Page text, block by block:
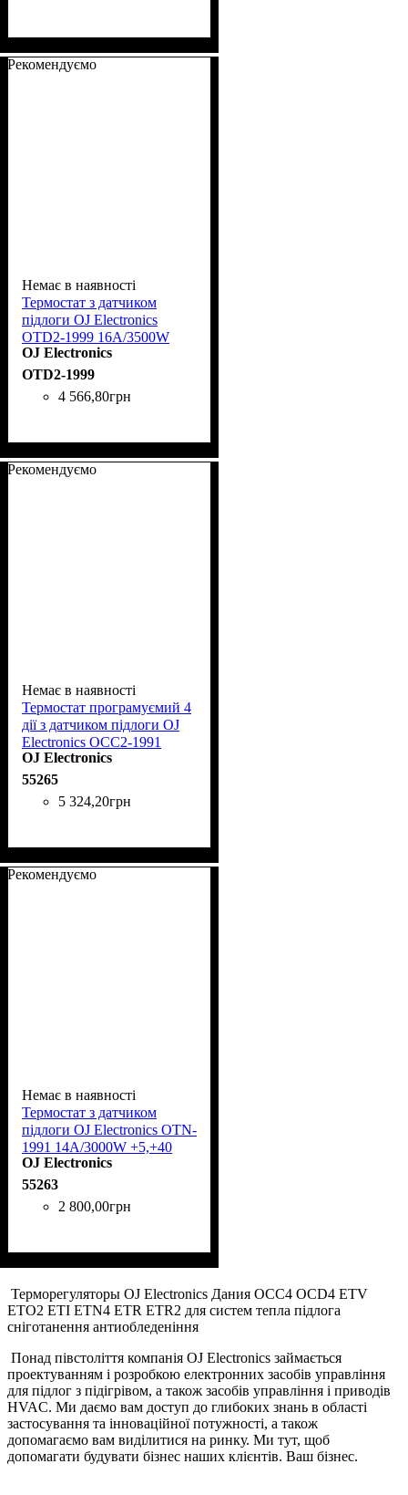
Рекомендуємо
Немає в наявності
Термостат з датчиком
підлоги OJ Electronics
OTD2-1999 16А/3500W
+5,+40
OJ Electronics
OTD2-1999
4 566,80грн
Рекомендуємо
Немає в наявності
Термостат програмуємий 4
дії з датчиком підлоги OJ
Electronics OCC2-1991
16А/3500W +5,+40
OJ Electronics
55265
5 324,20грн
Рекомендуємо
Немає в наявності
Термостат з датчиком
підлоги OJ Electronics OTN-
1991 14А/3000W +5,+40
OJ Electronics
55263
2 800,00грн
Терморегуляторы OJ Electronics Дания OCC4 OCD4 ETV
ETO2 ETI ETN4 ETR ETR2 для систем тепла підлога
сніготанення антиобледеніння
Понад півстоліття компанія OJ Electronics займається
проектуванням і розробкою електронних засобів управління
для підлог з підігрівом, а також засобів управління і приводів
HVAC. Ми даємо вам доступ до глибоких знань в області
застосування та інноваційної потужності, а також
допомагаємо вам виділитися на ринку. Ми тут, щоб
допомагати будувати бізнес наших клієнтів. Ваш бізнес.